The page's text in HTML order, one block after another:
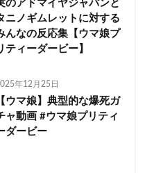
のアドマイヤジャパンと
ニノギムレットに対する
んなの反応集【ウマ娘プ
ティーダービー】
年12月25日
【ウマ娘】典型的な爆死ガ
ャ動画 #ウマ娘プリティ
ダービー